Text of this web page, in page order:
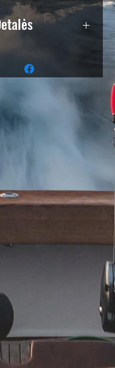
duomenis.
gylis ir temperatūra
600 W
dažnių elementas:
45 ° spindulio plotis,
gylį iki 353 m (1200
colių)
° spindulio plotis,
gylį iki 206 m (700 ')
apsaugo jutiklį, jei ant
jo užlipta
pasipriešinimą
korpusas atitinka ABYC